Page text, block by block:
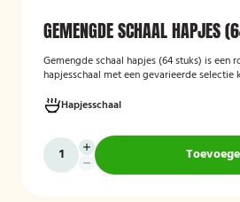
GEMENGDE SCHAAL HAPJES
Gemengde schaal hapjes (64 stuks) is een
hapjesschaal met een gevarieerde selectie
recepties, bedrijfsborrels en andere
64 hapjes is deze schaal geschikt om een
voorzien van smakelijke en gevarieerde
Hapjesschaal